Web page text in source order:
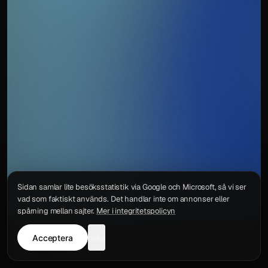
IntegritetspolicyKontakt
Sidan samlar lite besöksstatistik via Google och Microsoft, så vi ser
vad som faktiskt används. Det handlar inte om annonser eller
spårning mellan sajter. Mer i integritetspolicyn
Acceptera neka